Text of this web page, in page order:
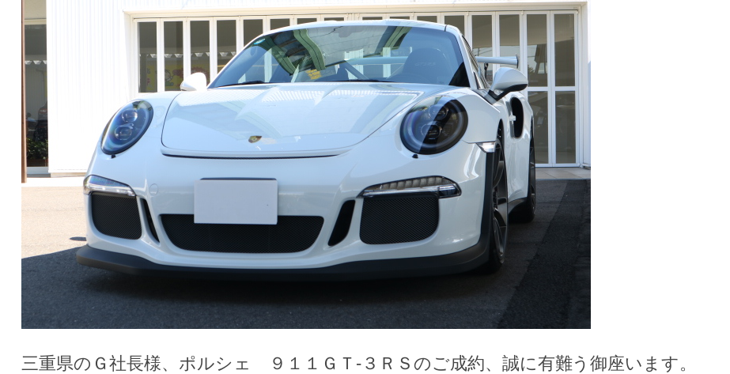
三重県のＧ社長様、ポルシェ ９１１ＧＴ-３ＲＳのご成約、誠に有難う御座います。